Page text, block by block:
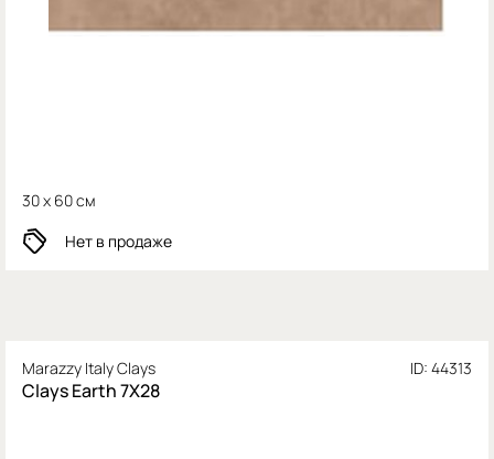
30 x 60 см
Нет в продаже
Marazzy Italy Clays ID: 44313
Clays Earth 7X28